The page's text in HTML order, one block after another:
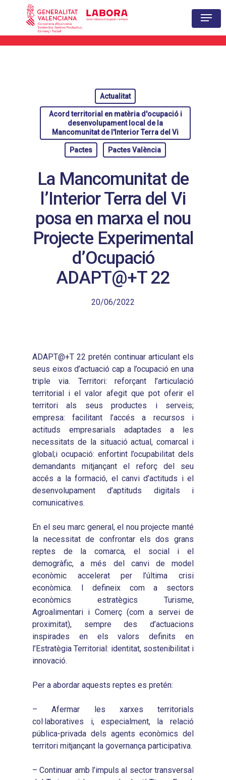
Actualitat
Acord territorial en matèria d'ocupació i
desenvolupament local de la
Mancomunitat de l'Interior Terra del Vi
Pactes Pactes València
La Mancomunitat de
l’Interior Terra del Vi
posa en marxa el nou
Projecte Experimental
d’Ocupació
ADAPT@+T 22
20/06/2022
ADAPT@+T 22 pretén continuar articulant els
seus eixos d’actuació cap a l’ocupació en una
triple via. Territori: reforçant l’articulació
territorial i el valor afegit que pot oferir el
territori als seus productes i serveis;
empresa: facilitant l’accés a recursos i
actituds empresarials adaptades a les
necessitats de la situació actual, comarcal i
global;i ocupació: enfortint l’ocupabilitat dels
demandants mitjançant el reforç del seu
accés a la formació, el canvi d’actituds i el
desenvolupament d’aptituds digitals i
comunicatives.
En el seu marc general, el nou projecte manté
la necessitat de confrontar els dos grans
reptes de la comarca, el social i el
demogràfic, a més del canvi de model
econòmic accelerat per l’última crisi
econòmica. I defineix com a sectors
econòmics estratègics Turisme,
Agroalimentari i Comerç (com a servei de
proximitat), sempre des d’actuacions
inspirades en els valors definits en
l’Estratègia Territorial: identitat, sostenibilitat i
innovació.
Per a abordar aquests reptes es pretén:
– Afermar les xarxes territorials
col·laboratives i, especialment, la relació
pública-privada dels agents econòmics del
territori mitjançant la governança participativa.
– Continuar amb l’impuls al sector transversal